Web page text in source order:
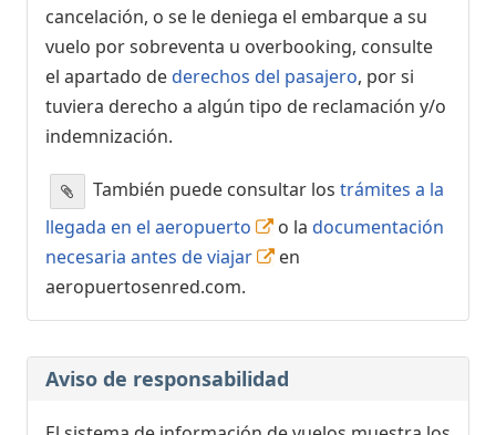
cancelación, o se le deniega el embarque a su
vuelo por sobreventa u overbooking, consulte
el apartado dederechos del pasajero, por si
tuviera derecho a algún tipo de reclamación y/o
indemnización.
También puede consultar los trámites a la
llegada en el aeropuerto
o la documentación
necesaria antes de viajar
en
aeropuertosenred.com.
Aviso de responsabilidad